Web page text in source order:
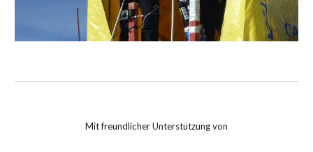
Mit freundlicher Unterstützung von